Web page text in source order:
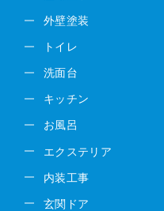
外壁塗装
トイレ
洗面台
キッチン
お風呂
エクステリア
内装工事
玄関ドア